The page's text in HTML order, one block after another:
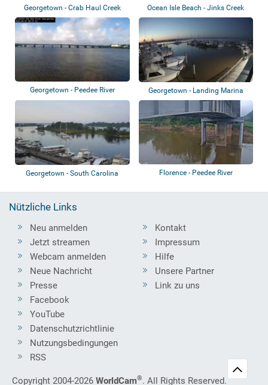
Georgetown - Crab Haul Creek Ocean Isle Beach - Jinks Creek
Georgetown - Peedee River Georgetown - Landing Marina
Georgetown - South Carolina
Florence - Peedee River
Nützliche Links
Neu anmelden
Jetzt streamen
Webcam anmelden
Neue Nachricht
Presse
Kontakt
Impressum
Hilfe
Unsere Partner
Link zu uns
Facebook
YouTube
Datenschutzrichtlinie
Nutzungsbedingungen
RSS
Copyright 2004-2026 WorldCam®. All Rights Reserved.